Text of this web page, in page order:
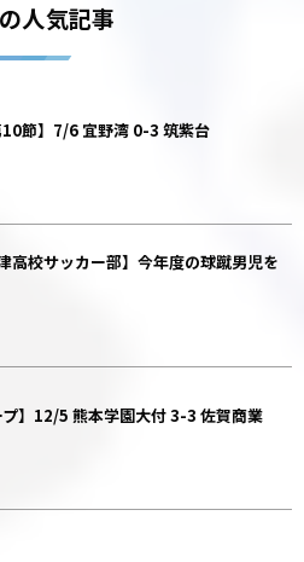
人気記事
10節】7/6 宜野湾 0-3 筑紫台
高校サッカー部】今年度の球蹴男児を
プ】12/5 熊本学園大付 3-3 佐賀商業